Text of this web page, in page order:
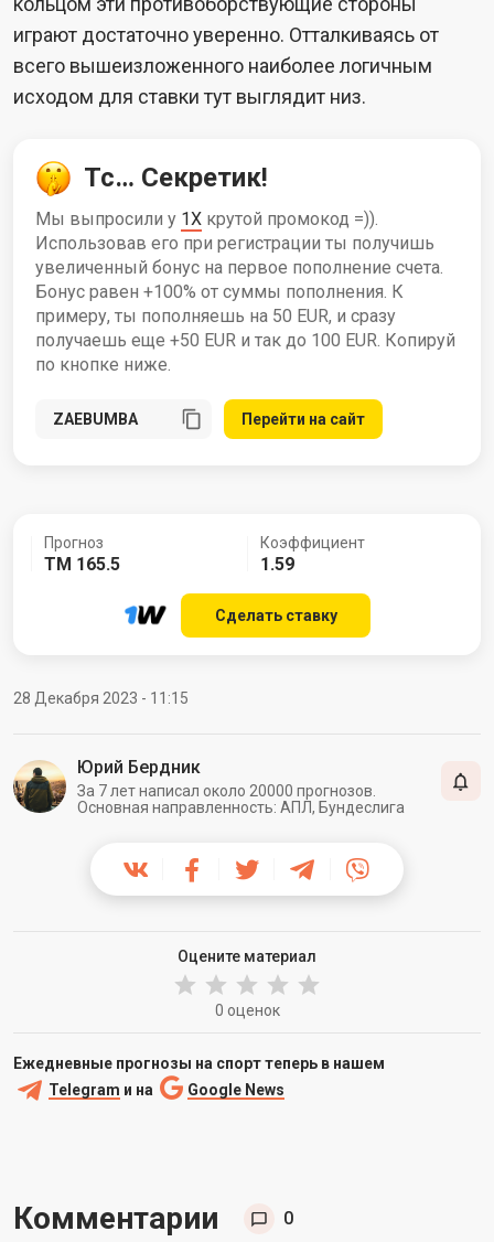
играют достаточно уверенно. Отталкиваясь от
всего вышеизложенного наиболее логичным
исходом для ставки тут выглядит низ.
Тс… Секретик!
Мы выпросили у 1X крутой промокод =)).
Использовав его при регистрации ты получишь
увеличенный бонус на первое пополнение счета.
Бонус равен +100% от суммы пополнения. К
примеру, ты пополняешь на 50 EUR, и сразу
получаешь еще +50 EUR и так до 100 EUR. Копируй
по кнопке ниже.
Перейти на сайт
Прогноз
ТМ 165.5
Коэффициент
1.59
Сделать ставку
28 Декабря 2023 - 11:15
Юрий Бердник
За 7 лет написал около 20000 прогнозов.
Основная направленность: АПЛ, Бундеслига
Оцените материал
0 оценок
Ежедневные прогнозы на спорт теперь в нашем
Telegram и на Google News
Комментарии 0